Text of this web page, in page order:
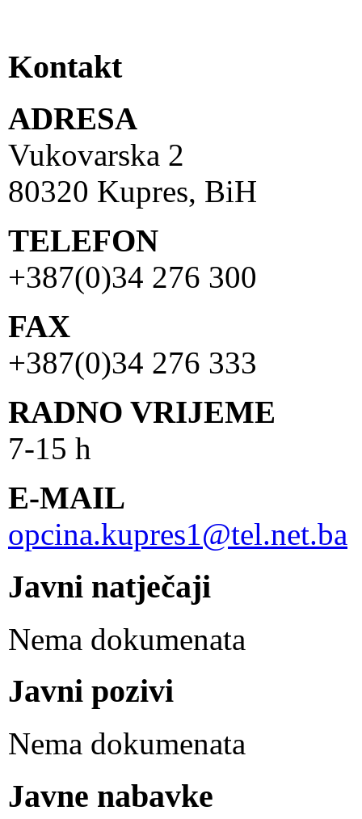
Kontakt
ADRESA
Vukovarska 2
80320 Kupres, BiH
TELEFON
+387(0)34 276 300
FAX
+387(0)34 276 333
RADNO VRIJEME
7-15 h
E-MAIL
opcina.kupres1@tel.net.ba
Javni natječaji
Nema dokumenata
Javni pozivi
Nema dokumenata
Javne nabavke